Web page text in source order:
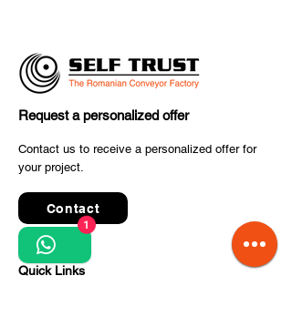
Request a personalized offer
Contact us to receive a personalized offer for
your project.
Contact
Quick Links
1